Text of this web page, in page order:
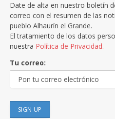
Date de alta en nuestro boletín
correo con el resumen de las
pueblo Alhaurín el Grande.
El tratamiento de los datos
nuestra Política de Privacidad.
Tu correo: